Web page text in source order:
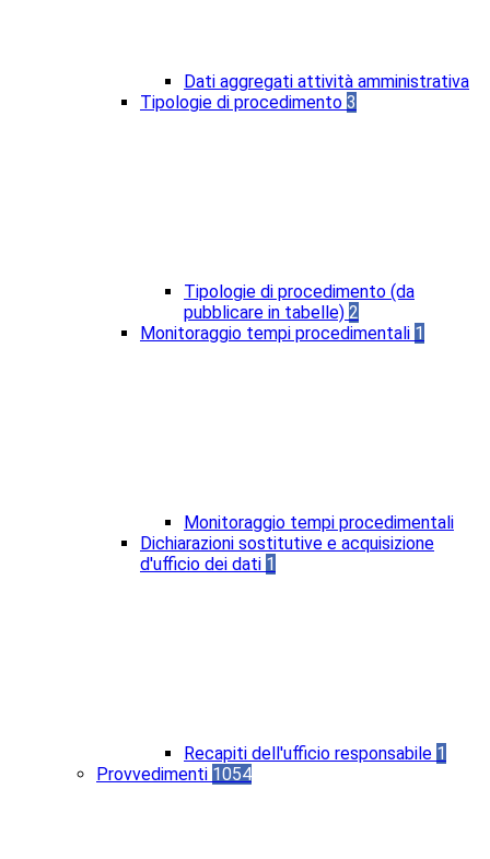
Dati aggregati attività amministrativa
Tipologie di procedimento 3
Tipologie di procedimento (da
pubblicare in tabelle) 2
Monitoraggio tempi procedimentali 1
Monitoraggio tempi procedimentali
Dichiarazioni sostitutive e acquisizione
d'ufficio dei dati 1
Recapiti dell'ufficio responsabile 1
Provvedimenti 1054